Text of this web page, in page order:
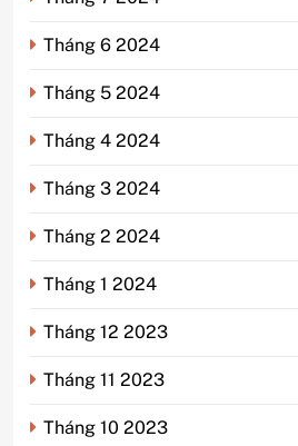
Tháng 6 2024
Tháng 5 2024
Tháng 4 2024
Tháng 3 2024
Tháng 2 2024
Tháng 1 2024
Tháng 12 2023
Tháng 11 2023
Tháng 10 2023